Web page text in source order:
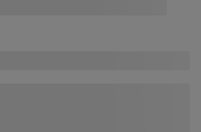
pesquisa